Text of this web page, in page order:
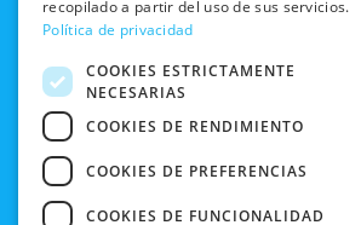
TIENDAS
FRIDAY
CANCELAR
recopilado a partir del uso de sus servicios.
Política de privacidad
COOKIES ESTRICTAMENTE
NECESARIAS
COOKIES DE RENDIMIENTO
COOKIES DE PREFERENCIAS
COOKIES DE FUNCIONALIDAD